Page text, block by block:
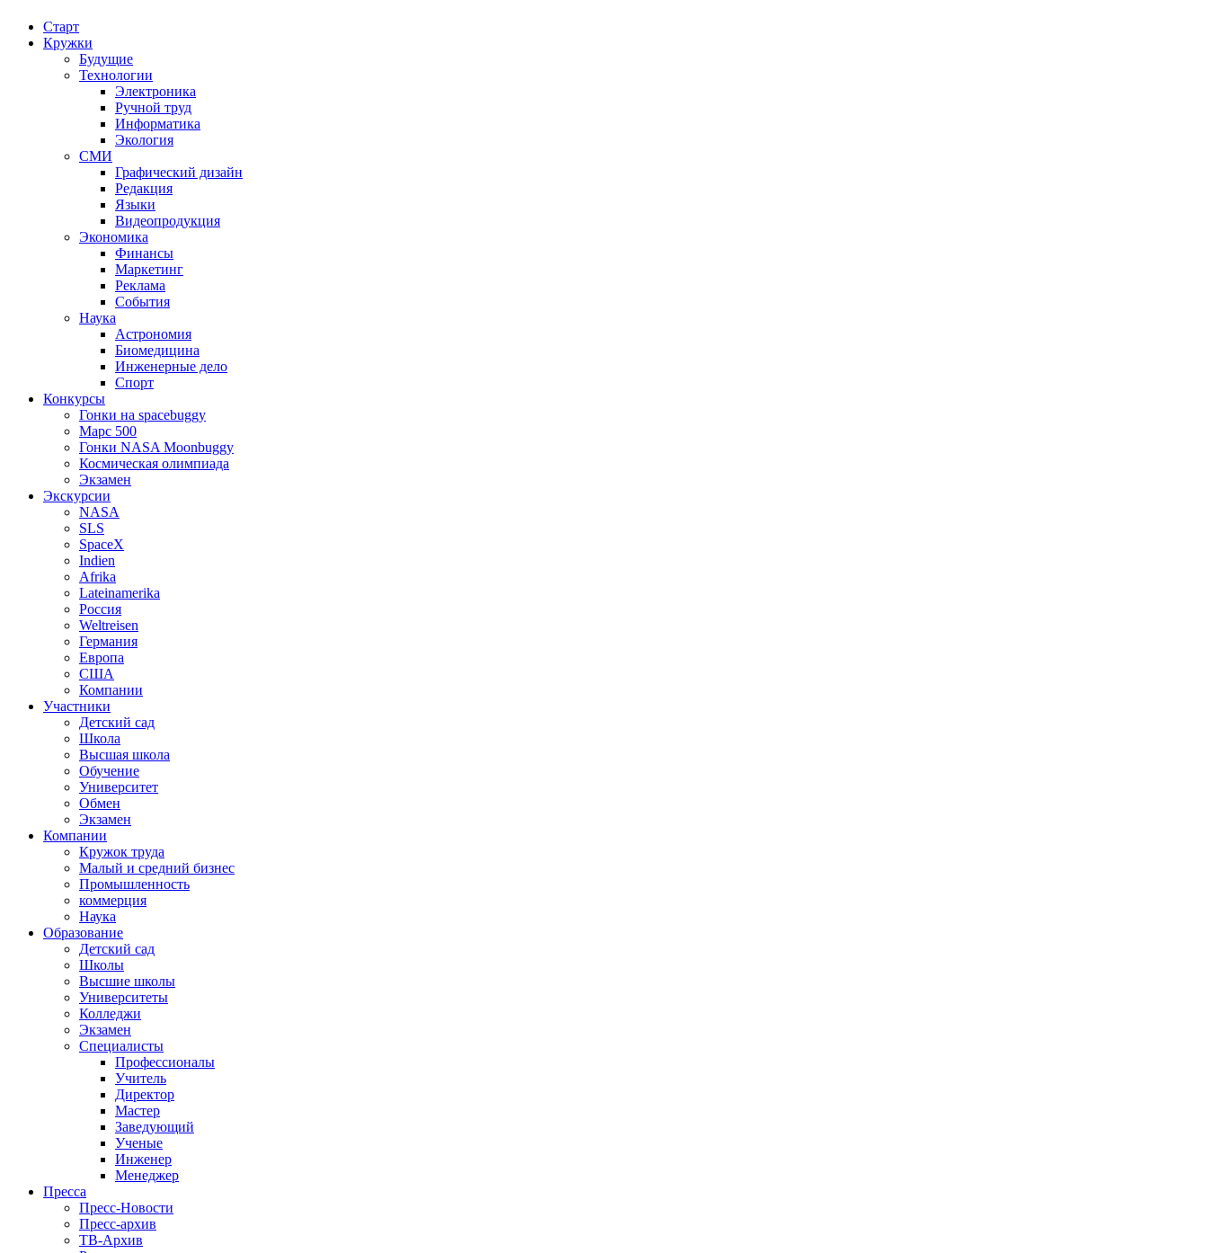
Старт
Кружки
Будущие
Технологии
Электроника
Ручной труд
Информатика
Экология
СМИ
Графический дизайн
Редакция
Языки
Видеопродукция
Экономика
Финансы
Маркетинг
Реклама
События
Наука
Астрономия
Биомедицина
Инженерные дело
Спорт
Конкурсы
Гонки на spacebuggy
Марс 500
Гонки NASA Moonbuggy
Космическая олимпиада
Экзамен
Экскурсии
NASA
SLS
SpaceX
Indien
Afrika
Lateinamerika
Россия
Weltreisen
Германия
Европа
США
Компании
Участники
Детский сад
Школа
Высшая школа
Обучение
Университет
Обмен
Экзамен
Компании
Кружок труда
Малый и средний бизнес
Промышленность
коммерция
Наука
Образование
Детский сад
Школы
Высшие школы
Университеты
Колледжи
Экзамен
Специалисты
Профессионалы
Учитель
Директор
Мастер
Заведующий
Ученые
Инженер
Менеджер
Пресса
Пресс-Новости
Пресс-архив
ТВ-Архив